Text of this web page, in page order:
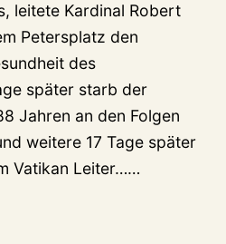
leitete Kardinal Robert
Petersplatz den
des
später starb der
Jahren an den Folgen
weitere 17 Tage später
Vatikan Leiter……